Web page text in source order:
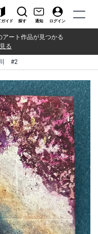
ガイド 探す 通知 ログイン
ート作品が見つかる
る
#2